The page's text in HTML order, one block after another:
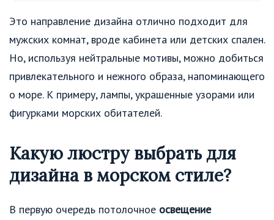
Это направление дизайна отлично подходит для
мужских комнат, вроде кабинета или детских спален.
Но, используя нейтральные мотивы, можно добиться
привлекательного и нежного образа, напоминающего
о море. К примеру, лампы, украшенные узорами или
фигурками морских обитателей.
Какую люстру выбрать для
дизайна в морском стиле?
В первую очередь потолочное освещение